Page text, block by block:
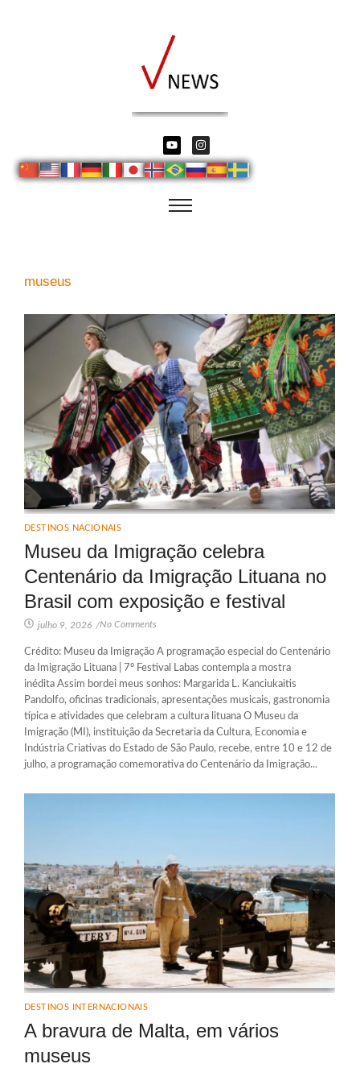
museus
DESTINOS NACIONAIS
Museu da Imigração celebra
Centenário da Imigração Lituana no
Brasil com exposição e festival
julho 9, 2026 /No Comments
Crédito: Museu da Imigração A programação especial do Centenário
da Imigração Lituana | 7º Festival Labas contempla a mostra
inédita Assim bordei meus sonhos: Margarida L. Kanciukaitis
Pandolfo, oficinas tradicionais, apresentações musicais, gastronomia
típica e atividades que celebram a cultura lituana O Museu da
Imigração (MI), instituição da Secretaria da Cultura, Economia e
Indústria Criativas do Estado de São Paulo, recebe, entre 10 e 12 de
julho, a programação comemorativa do Centenário da Imigração...
DESTINOS INTERNACIONAIS
A bravura de Malta, em vários
museus